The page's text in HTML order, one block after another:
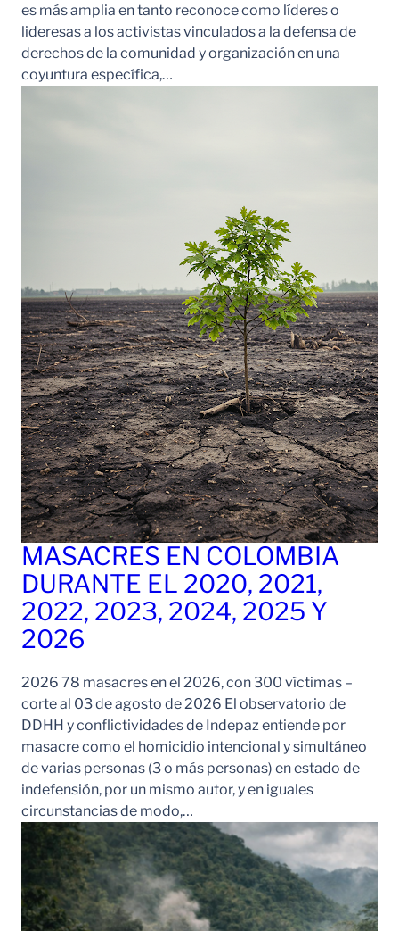
es más amplia en tanto reconoce como líderes o
lideresas a los activistas vinculados a la defensa de
derechos de la comunidad y organización en una
coyuntura específica,…
MASACRES EN COLOMBIA
DURANTE EL 2020, 2021,
2022, 2023, 2024, 2025 Y
2026
2026 78 masacres en el 2026, con 300 víctimas –
corte al 03 de agosto de 2026 El observatorio de
DDHH y conflictividades de Indepaz entiende por
masacre como el homicidio intencional y simultáneo
de varias personas (3 o más personas) en estado de
indefensión, por un mismo autor, y en iguales
circunstancias de modo,…